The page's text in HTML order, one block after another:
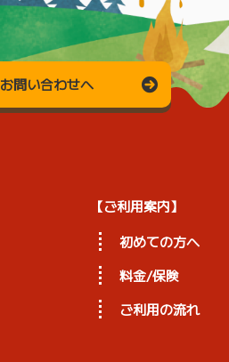
お問い合わせへ
【ご利用案内】
初めての方へ
料金/保険
ご利用の流れ